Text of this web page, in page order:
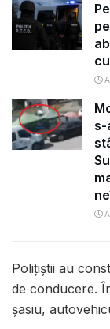
s-
Polițiștii au
de conducere.
șasiu,